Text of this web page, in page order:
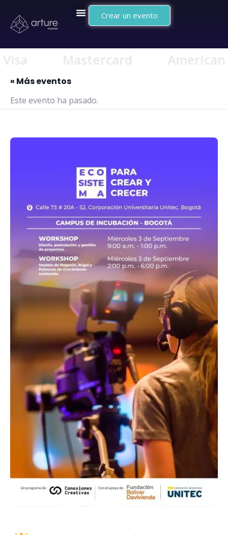
Crear un evento
« Más eventos
Este evento ha pasado.